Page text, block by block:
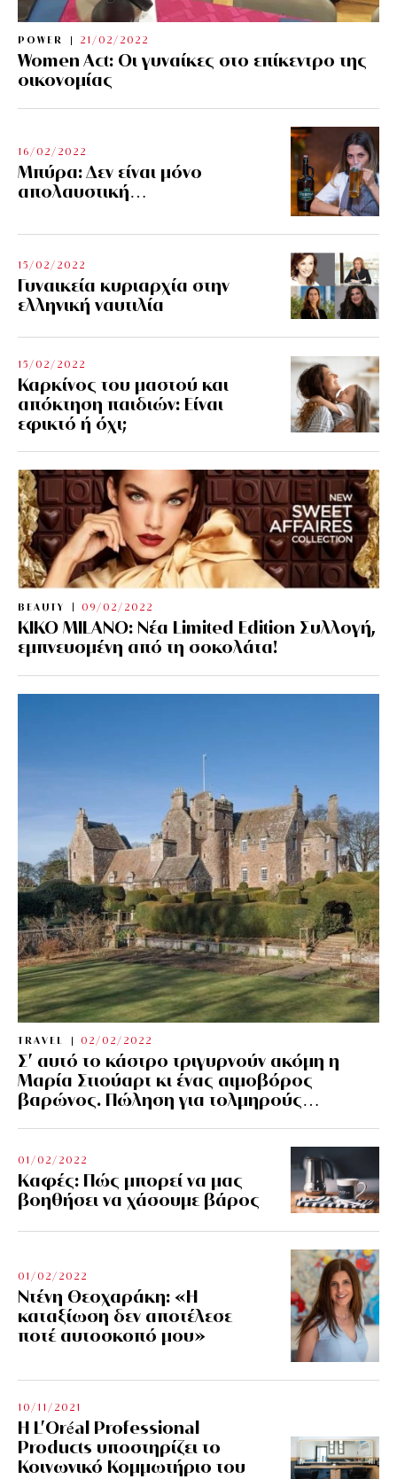
POWER 21/02/2022
Women Act: Οι γυναίκες στο επίκεντρο της
οικονομίας
16/02/2022
Μπύρα: Δεν είναι μόνο
απολαυστική…
15/02/2022
Γυναικεία κυριαρχία στην
ελληνική ναυτιλία
15/02/2022
Καρκίνος του μαστού και
απόκτηση παιδιών: Είναι
εφικτό ή όχι;
BEAUTY 09/02/2022
KIKO MILANO: Νέα Limited Edition Συλλογή,
εμπνευσμένη από τη σοκολάτα!
TRAVEL 02/02/2022
Σ’ αυτό το κάστρο τριγυρνούν ακόμη η
Μαρία Στιούαρτ κι ένας αιμοβόρος
βαρώνος. Πώληση για τολμηρούς…
01/02/2022
Kαφές: Πώς μπορεί να μας
βοηθήσει να χάσουμε βάρος
01/02/2022
Ντένη Θεοχαράκη: «Η
καταξίωση δεν αποτέλεσε
ποτέ αυτοσκοπό μου»
10/11/2021
Η L’Οréal Professional
Products υποστηρίζει το
Κοινωνικό Κομμωτήριο του